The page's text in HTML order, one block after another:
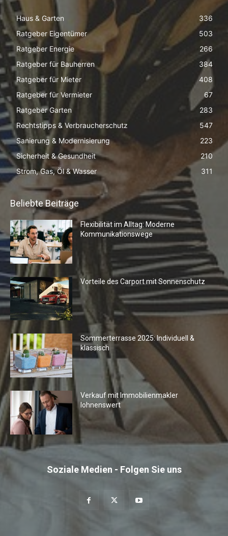
Haus & Garten
336
Ratgeber Eigentümer
503
Ratgeber Energie
266
Ratgeber für Bauherren
384
Ratgeber für Mieter
408
Ratgeber für Vermieter
67
Ratgeber Garten
283
Rechtstipps & Verbraucherschutz
547
Sanierung & Modernisierung
223
Sicherheit & Gesundheit
210
Strom, Gas, Öl & Wasser
311
Beliebte Beiträge
Flexibilität im Alltag: Moderne
Kommunikationswege
Vorteile des Carport mit Sonnenschutz
Sommerterrasse 2025: Individuell &
klassisch
Verkauf mit Immobilienmakler
lohnenswert
Soziale Medien - Folgen Sie uns